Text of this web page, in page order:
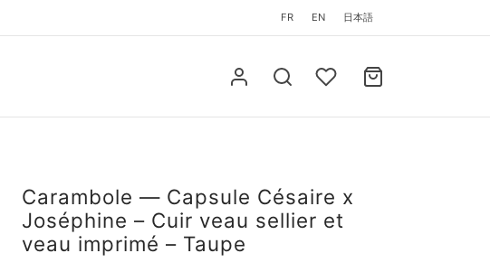
FR EN 日本語
Carambole — Capsule Césaire x
Joséphine – Cuir veau sellier et
veau imprimé – Taupe